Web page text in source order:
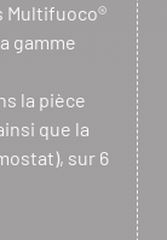
Multifuoco®
gamme
la pièce
que la
sur 6